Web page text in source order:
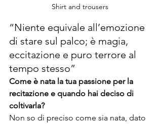
Shirt and trousers
“Niente equivale all’emozione
di stare sul palco; è magia,
eccitazione e puro terrore al
tempo stesso”
Come è nata la tua passione per la
recitazione e quando hai deciso di
coltivarla?
Non so di preciso come sia nata, dato